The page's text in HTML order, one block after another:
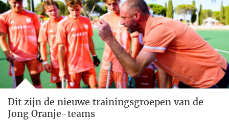
Dit zijn de nieuwe trainingsgroepen van de
Jong Oranje-teams